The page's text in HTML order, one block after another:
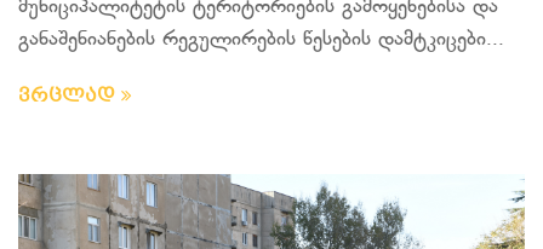
მუნიციპალიტეტის ტერიტორიების გამოყენებისა და
განაშენიანების რეგულირების წესების დამტკიცები...
ვრცლად